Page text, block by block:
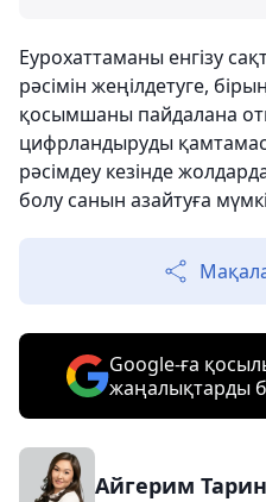
Еурохаттаманы енгізу
рәсімін жеңілдетуге,
қосымшаны пайдалана
цифрландыруды
рәсімдеу кезінде
болу санын азайтуға
Google-ға
жаңалықтарды
Айгерим